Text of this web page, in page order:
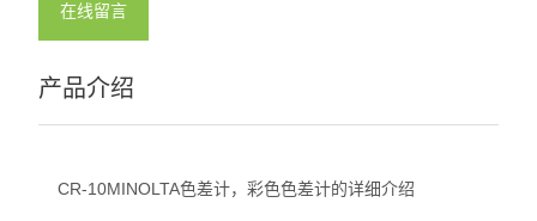
在线留言
产品介绍
CR-10MINOLTA色差计，彩色色差计的详细介绍